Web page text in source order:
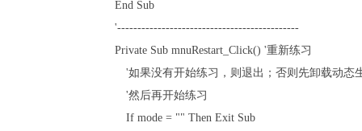
End Sub
'---------------------------------------------
Private Sub mnuRestart_Click() '重新练习
'如果没有开始练习，则退出；否则先卸载动态
'然后再开始练习
If mode = "" Then Exit Sub